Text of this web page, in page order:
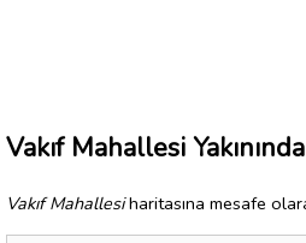
Vakıf Mahallesi
Vakıf Mahallesiharitasına mesafe